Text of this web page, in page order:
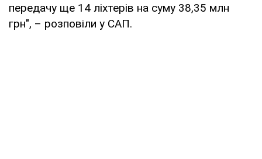
передачу ще 14 ліхтерів на суму 38,35 млн
грн", – розповіли у САП.